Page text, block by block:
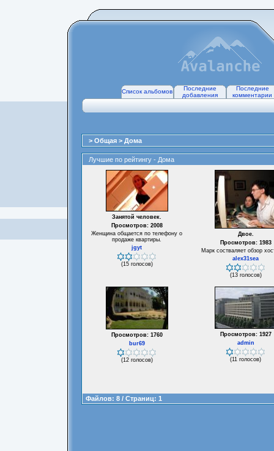
Список альбомов
Последние
добавления
Последние
комментарии
> Общая > Дома
Лучшие по рейтингу - Дома
Занятой человек.
Просмотров: 2008
Женщина общается по телефону о
продаже квартиры.
jgyt
(15 голосов)
Двое.
Просмотров: 1983
Марк состваляет обзор
alex31sea
(13 голосов)
Просмотров: 1760
bur69
(12 голосов)
Просмотров: 1927
admin
(11 голосов)
Файлов: 8 / Страниц: 1